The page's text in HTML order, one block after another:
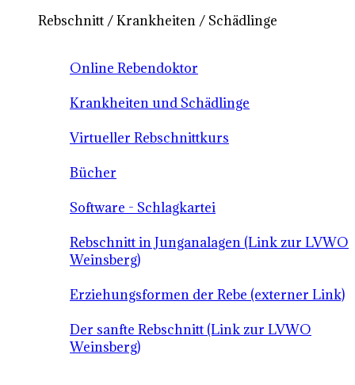
Rebschnitt / Krankheiten / Schädlinge
Online Rebendoktor
Krankheiten und Schädlinge
Virtueller Rebschnittkurs
Bücher
Software - Schlagkartei
Rebschnitt in Junganalagen (Link zur LVWO
Weinsberg)
Erziehungsformen der Rebe (externer Link)
Der sanfte Rebschnitt (Link zur LVWO
Weinsberg)